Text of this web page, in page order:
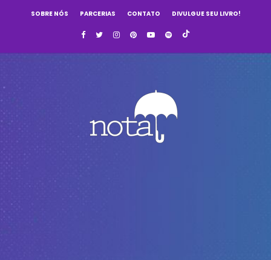
SOBRE NÓS PARCERIAS CONTATO DIVULGUE SEU LIVRO!